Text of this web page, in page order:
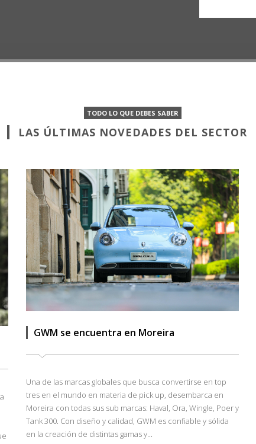
TODO LO QUE DEBES SABER
LAS ÚLTIMAS NOVEDADES DEL SECTOR
GWM se encuentra en Moreira
Una de las marcas globales que busca convertirse en top
tres en el mundo en materia de pick up, desembarca en
Moreira con todas sus sub marcas: Haval, Ora, Wingle, Poer y
Tank 300. Con diseño y calidad, GWM es confiable y sólida
en la creación de distintas gamas y...